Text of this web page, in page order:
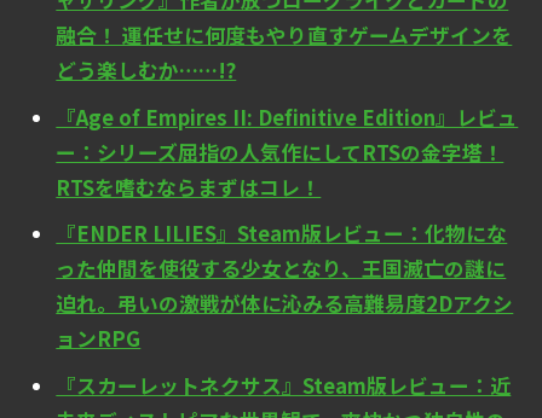
融合！ 運任せに何度もやり直すゲームデザインを
どう楽しむか……!?
『Age of Empires II: Definitive Edition』レビュ
ー：シリーズ屈指の人気作にしてRTSの金字塔！
RTSを嗜むならまずはコレ！
『ENDER LILIES』Steam版レビュー：化物にな
った仲間を使役する少女となり、王国滅亡の謎に
迫れ。弔いの激戦が体に沁みる高難易度2Dアクシ
ョンRPG
『スカーレットネクサス』Steam版レビュー：近